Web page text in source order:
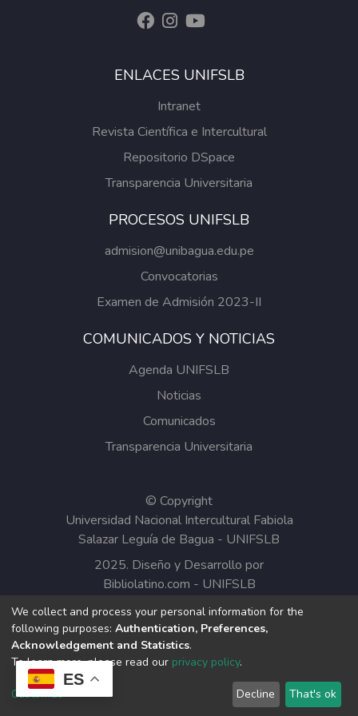
ES
4.917, BFN: 9.75 y Control: 16.83). Estos
crecimiento y actúan como agentes
ENLACES UNIFSLB
Intranet
Revista Científica e Intercultural
Repositorio DSpace
Transparencia Universitaria
PROCESOS UNIFSLB
admision@unibagua.edu.pe
Convocatorias
Examen de Admisión 2023-II
COMUNICADOS Y NOTICIAS
Agenda UNIFSLB
Noticias
Comunicados
Transparencia Universitaria
© Copyright
Universidad Nacional Intercultural Fabiola
Salazar Leguía de Bagua - UNIFSLB
2025. Diseño y Desarrollo por
Bibliolatino.com - UNIFSLB
Todos los contenidos del Repositorio
Institucional de la UNIFSLB están bajo la
Licencia Creative Commons.
We collect and process your personal information for the
following purposes: Authentication, Preferences,
Acknowledgement and Statistics.
To learn more, please read our privacy policy.
Customize Decline That's ok